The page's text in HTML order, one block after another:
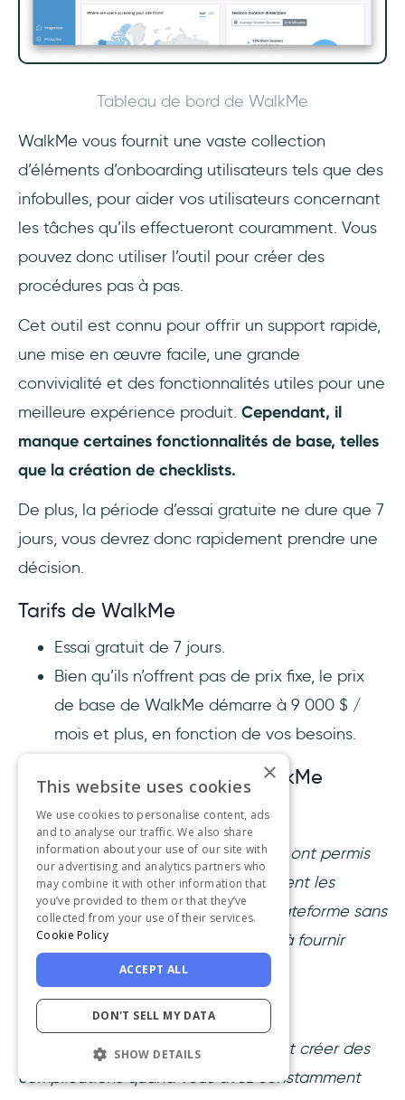
Tableau de bord de WalkMe
WalkMe vous fournit une vaste collection
d’éléments d’onboarding utilisateurs tels que des
infobulles, pour aider vos utilisateurs concernant
les tâches qu’ils effectueront couramment. Vous
pouvez donc utiliser l’outil pour créer des
procédures pas à pas.
Cet outil est connu pour offrir un support rapide,
une mise en œuvre facile, une grande
convivialité et des fonctionnalités utiles pour une
meilleure expérience produit. Cependant, il
manque certaines fonctionnalités de base, telles
que la création de checklists.
De plus, la période d’essai gratuite ne dure que 7
jours, vous devrez donc rapidement prendre une
décision.
Tarifs de WalkMe
Essai gratuit de 7 jours.
Bien qu’ils n’offrent pas de prix fixe, le prix
de base de WalkMe démarre à 9 000 $ /
mois et plus, en fonction de vos besoins.
Avis et commentaires de WalkMe
👍 Points forts :
« Les visites interactives de WalkMe ont permis
aux clients d’apprendre très facilement les
tenants et aboutissants de notre plateforme sans
que notre équipe d’assistance n’ait à fournir
d’aide supplémentaire. »
👎 Points faibles :
« La gestion du logiciel WalkMe peut créer des
complications quand vous avez constamment
×
This website uses cookies
We use cookies to personalise content, ads
and to analyse our traffic. We also share
information about your use of our site with
our advertising and analytics partners who
may combine it with other information that
you’ve provided to them or that they’ve
collected from your use of their services.
Cookie Policy
ACCEPT ALL
DON'T SELL MY DATA
SHOW DETAILS